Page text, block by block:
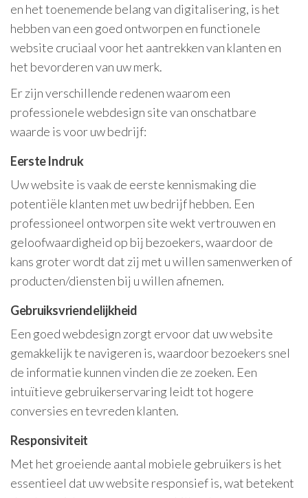
en het toenemende belang van digitalisering, is het
hebben van een goed ontworpen en functionele
website cruciaal voor het aantrekken van klanten en
het bevorderen van uw merk.
Er zijn verschillende redenen waarom een
professionele webdesign site van onschatbare
waarde is voor uw bedrijf:
Eerste Indruk
Uw website is vaak de eerste kennismaking die
potentiële klanten met uw bedrijf hebben. Een
professioneel ontworpen site wekt vertrouwen en
geloofwaardigheid op bij bezoekers, waardoor de
kans groter wordt dat zij met u willen samenwerken of
producten/diensten bij u willen afnemen.
Gebruiksvriendelijkheid
Een goed webdesign zorgt ervoor dat uw website
gemakkelijk te navigeren is, waardoor bezoekers snel
de informatie kunnen vinden die ze zoeken. Een
intuïtieve gebruikerservaring leidt tot hogere
conversies en tevreden klanten.
Responsiviteit
Met het groeiende aantal mobiele gebruikers is het
essentieel dat uw website responsief is, wat betekent